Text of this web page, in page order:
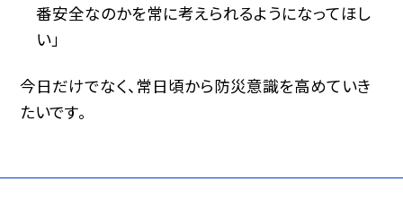
番安全なのかを常に考えられるようになってほし
い」
今日だけでなく、常日頃から防災意識を高めていき
たいです。